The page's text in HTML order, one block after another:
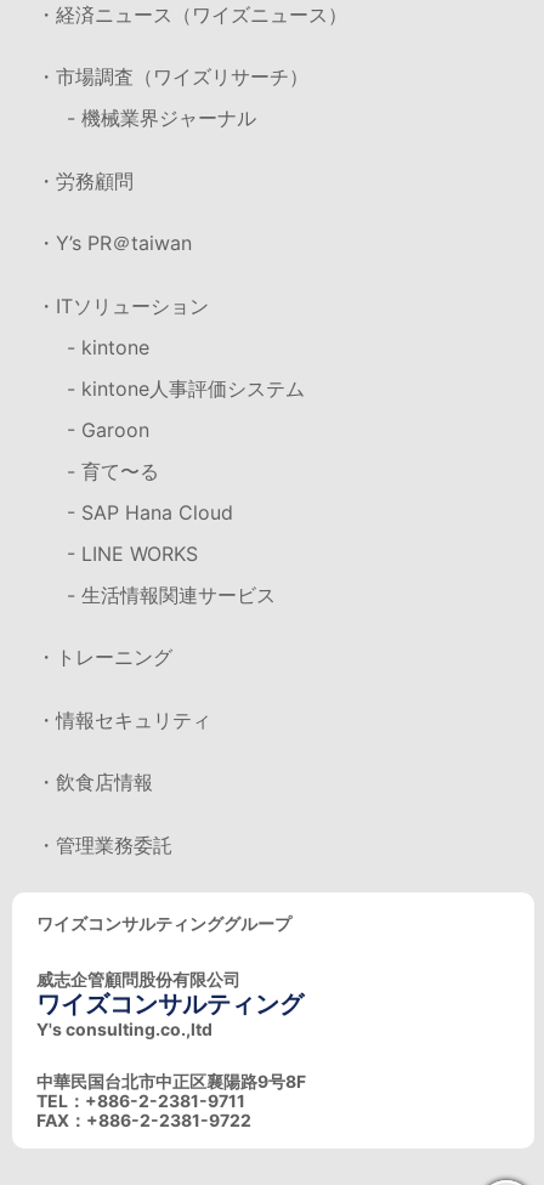
・経済ニュース（ワイズニュース）
・市場調査（ワイズリサーチ）
- 機械業界ジャーナル
・労務顧問
・Y’s PR＠taiwan
・ITソリューション
- kintone
- kintone人事評価システム
- Garoon
- 育て〜る
- SAP Hana Cloud
- LINE WORKS
- 生活情報関連サービス
・トレーニング
・情報セキュリティ
・飲食店情報
・管理業務委託
ワイズコンサルティンググループ
威志企管顧問股份有限公司
ワイズコンサルティング
Y's consulting.co.,ltd
中華民国台北市中正区襄陽路9号8F
TEL：+886-2-2381-9711
FAX：+886-2-2381-9722